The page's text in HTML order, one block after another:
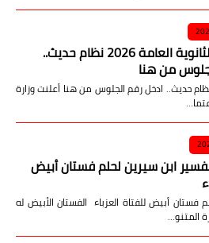
رابط نتيجة الثانوية العامة 2026 نظام حديث..
من هنا
نتيجة الثانوية العامة 2026 نظام حديث.. ادخل رقم الجلوس من هنا أعلنت وزارة
ابن سيرين لحلم فستان أبيض
أبيض للفتاة العزباء الفستان الأبيض له
المتنو…